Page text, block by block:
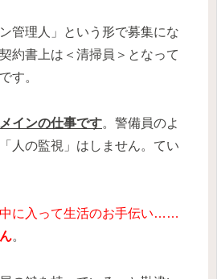
管理人」という形で募集にな
約書上は＜清掃員＞となって
す。
インの仕事です。警備員のよ
人の監視」はしません。てい
に入って生活のお手伝い……
。